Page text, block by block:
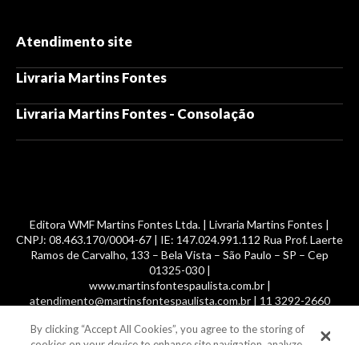
Atendimento site
Livraria Martins Fontes
Livraria Martins Fontes - Consolação
Editora WMF Martins Fontes Ltda. | Livraria Martins Fontes |
CNPJ: 08.463.170/0004-67 | IE: 147.024.991.112 Rua Prof. Laerte
Ramos de Carvalho, 133 – Bela Vista – São Paulo – SP – Cep
01325-030 |
www.martinsfontespaulista.com.br |
atendimento@martinsfontespaulista.com.br | 11 3292-2660
© 2014 -2026, MartinsFontes livros nacionais e importados,
By clicking “Accept All Cookies”, you agree to the storing of